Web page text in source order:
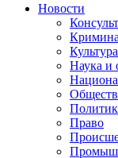
Новости
Культура
Наука и
Право